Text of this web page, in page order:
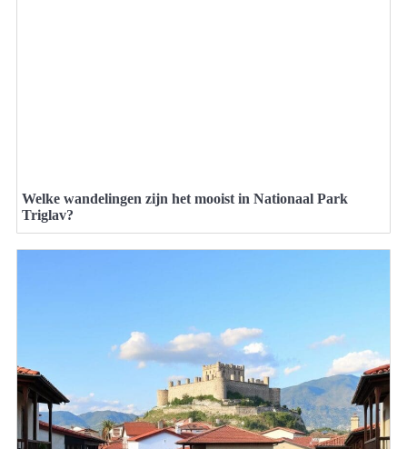
Welke wandelingen zijn het mooist in Nationaal Park
Triglav?